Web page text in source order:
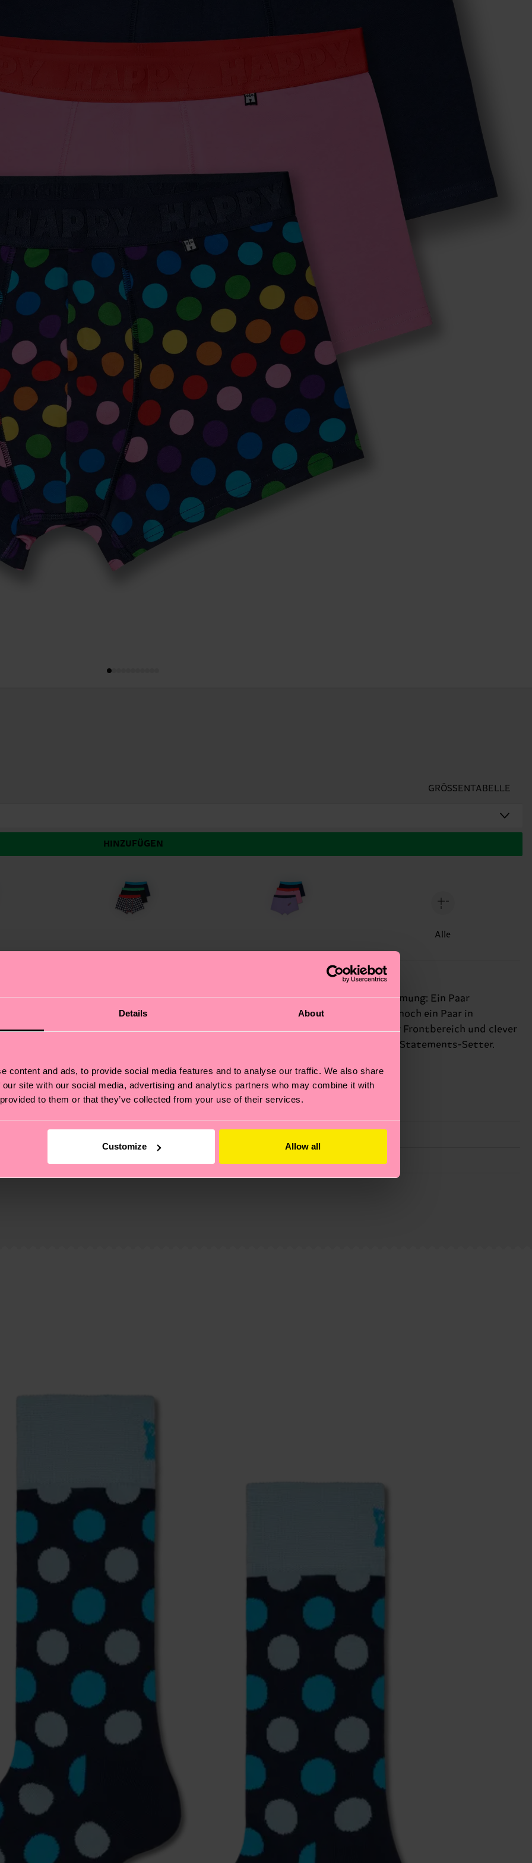
Details About
content and ads, to provide social media features and to analyse our traffic. We also share
site with our social media, advertising and analytics partners who may combine it with
to them or that they’ve collected from your use of their services.
Customize Allow all
GRÖSSENTABELLE
HINZUFÜGEN
Alle
mit unserem 3er-Pack Multi Color Dot! Das leuchtende Trio bringt richtig Stimmung: Ein Paar
Farben der Regenbogenflagge, ein Paar pinke Boxer mit knallrotem Bund und noch ein Paar in
um echten Selbstausdruck. Extra breite Bündchen, doppellagiger, super bequemer Frontbereich und clever
Tag. Diese verspielten Boxer machen jeden Tag ein bisschen bunter und dich zum Statements-Setter.
– es geht auch um eine ethische Lieferkette, die Reduzierung von Emissionen, die richtige Pflege von